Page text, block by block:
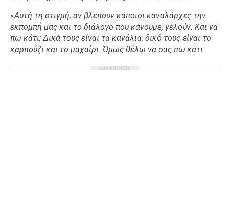
AGENDA
Agenda
Επιλογές
«Αυτή τη στιγμή, αν βλέπουν κάποιοι καναλάρχες την
εκπομπή μας και το διάλογο που κάνουμε, γελούν. Και να
πω κάτι; Δικά τους είναι τα κανάλια, δικό τους είναι το
καρπούζι και το μαχαίρι. Όμως θέλω να σας πω κάτι.
ΔΙΑΦΗΜΙΣΗ